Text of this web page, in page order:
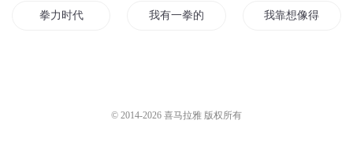
拳力时代 我有一拳的能力 我靠想像得到力量
© 2014-2026 喜马拉雅 版权所有